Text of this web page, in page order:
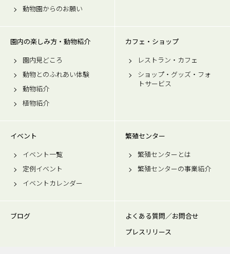
動物園からのお願い
園内の楽しみ方・動物紹介
園内見どころ
動物とのふれあい体験
動物紹介
植物紹介
カフェ・ショップ
レストラン・カフェ
ショップ・グッズ・フォ
トサービス
イベント
イベント一覧
定例イベント
イベントカレンダー
繁殖センター
繁殖センターとは
繁殖センターの事業紹介
ブログ
よくある質問／お問合せ
プレスリリース